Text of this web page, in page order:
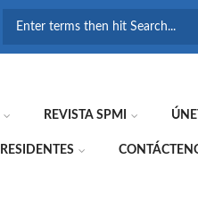
REVISTA SPMI
RESIDENTES